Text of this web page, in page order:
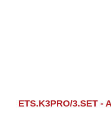
ETS.K3PRO/3.SET -